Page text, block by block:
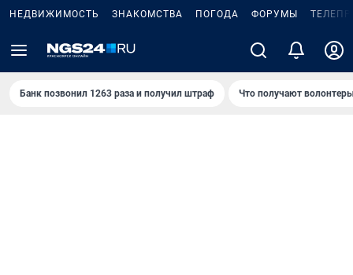
НЕДВИЖИМОСТЬ ЗНАКОМСТВА ПОГОДА ФОРУМЫ
Банк позвонил 1263 раза и получил штраф Что получают